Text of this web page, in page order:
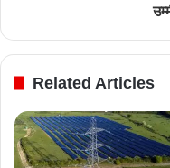
Related Articles